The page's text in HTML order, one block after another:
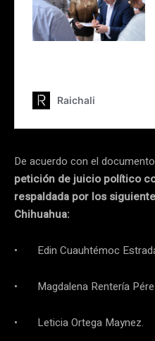
De acuerdo con el
petición de juicio político
respaldada por los
Chihuahua:
• Edin Cuauhtémoc
• Magdalena Rentería
• Leticia Ortega Maynez.